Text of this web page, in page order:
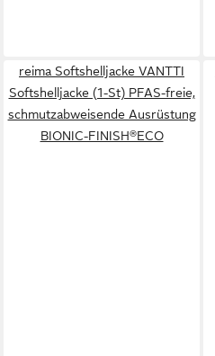
reima Softshelljacke VANTTI
Softshelljacke (1-St) PFAS-freie,
schmutzabweisende Ausrüstung
BIONIC-FINISH®ECO